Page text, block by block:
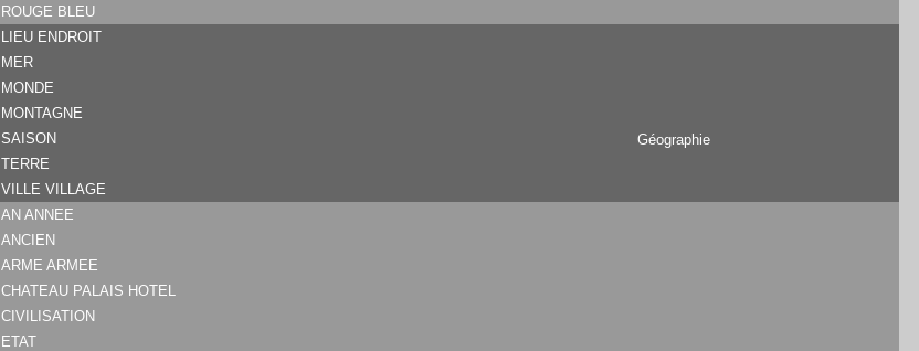
ROUGE BLEU
LIEU ENDROIT
Géographie
MER
MONDE
MONTAGNE
SAISON
TERRE
VILLE VILLAGE
AN ANNEE
ANCIEN
ARME ARMEE
CHATEAU PALAIS HOTEL
CIVILISATION
ETAT